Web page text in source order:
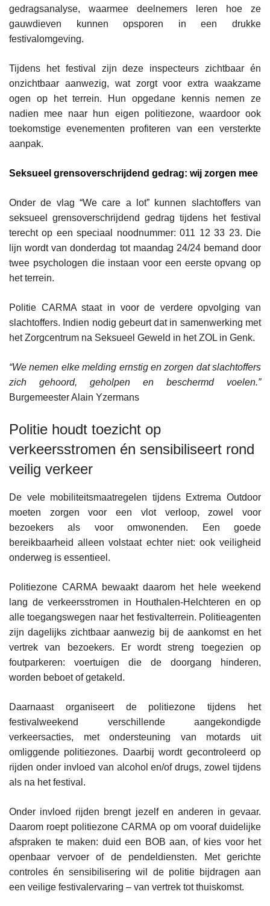
gedragsanalyse, waarmee deelnemers leren hoe ze
gauwdieven kunnen opsporen in een drukke
festivalomgeving.
Tijdens het festival zijn deze inspecteurs zichtbaar én
onzichtbaar aanwezig, wat zorgt voor extra waakzame
ogen op het terrein. Hun opgedane kennis nemen ze
nadien mee naar hun eigen politiezone, waardoor ook
toekomstige evenementen profiteren van een versterkte
aanpak.
Seksueel grensoverschrijdend gedrag: wij zorgen mee
Onder de vlag “We care a lot” kunnen slachtoffers van
seksueel grensoverschrijdend gedrag tijdens het festival
terecht op een speciaal noodnummer: 011 12 33 23. Die
lijn wordt van donderdag tot maandag 24/24 bemand door
twee psychologen die instaan voor een eerste opvang op
het terrein.
Politie CARMA staat in voor de verdere opvolging van
slachtoffers. Indien nodig gebeurt dat in samenwerking met
het Zorgcentrum na Seksueel Geweld in het ZOL in Genk.
“We nemen elke melding ernstig en zorgen dat slachtoffers
zich gehoord, geholpen en beschermd voelen.”
Burgemeester Alain Yzermans
Politie houdt toezicht op
verkeersstromen én sensibiliseert rond
veilig verkeer
De vele mobiliteitsmaatregelen tijdens Extrema Outdoor
moeten zorgen voor een vlot verloop, zowel voor
bezoekers als voor omwonenden. Een goede
bereikbaarheid alleen volstaat echter niet: ook veiligheid
onderweg is essentieel.
Politiezone CARMA bewaakt daarom het hele weekend
lang de verkeersstromen in Houthalen-Helchteren en op
alle toegangswegen naar het festivalterrein. Politieagenten
zijn dagelijks zichtbaar aanwezig bij de aankomst en het
vertrek van bezoekers. Er wordt streng toegezien op
foutparkeren: voertuigen die de doorgang hinderen,
worden beboet of getakeld.
Daarnaast organiseert de politiezone tijdens het
festivalweekend verschillende aangekondigde
verkeersacties, met ondersteuning van motards uit
omliggende politiezones. Daarbij wordt gecontroleerd op
rijden onder invloed van alcohol en/of drugs, zowel tijdens
als na het festival.
Onder invloed rijden brengt jezelf en anderen in gevaar.
Daarom roept politiezone CARMA op om vooraf duidelijke
afspraken te maken: duid een BOB aan, of kies voor het
openbaar vervoer of de pendeldiensten. Met gerichte
controles én sensibilisering wil de politie bijdragen aan
een veilige festivalervaring – van vertrek tot thuiskomst.